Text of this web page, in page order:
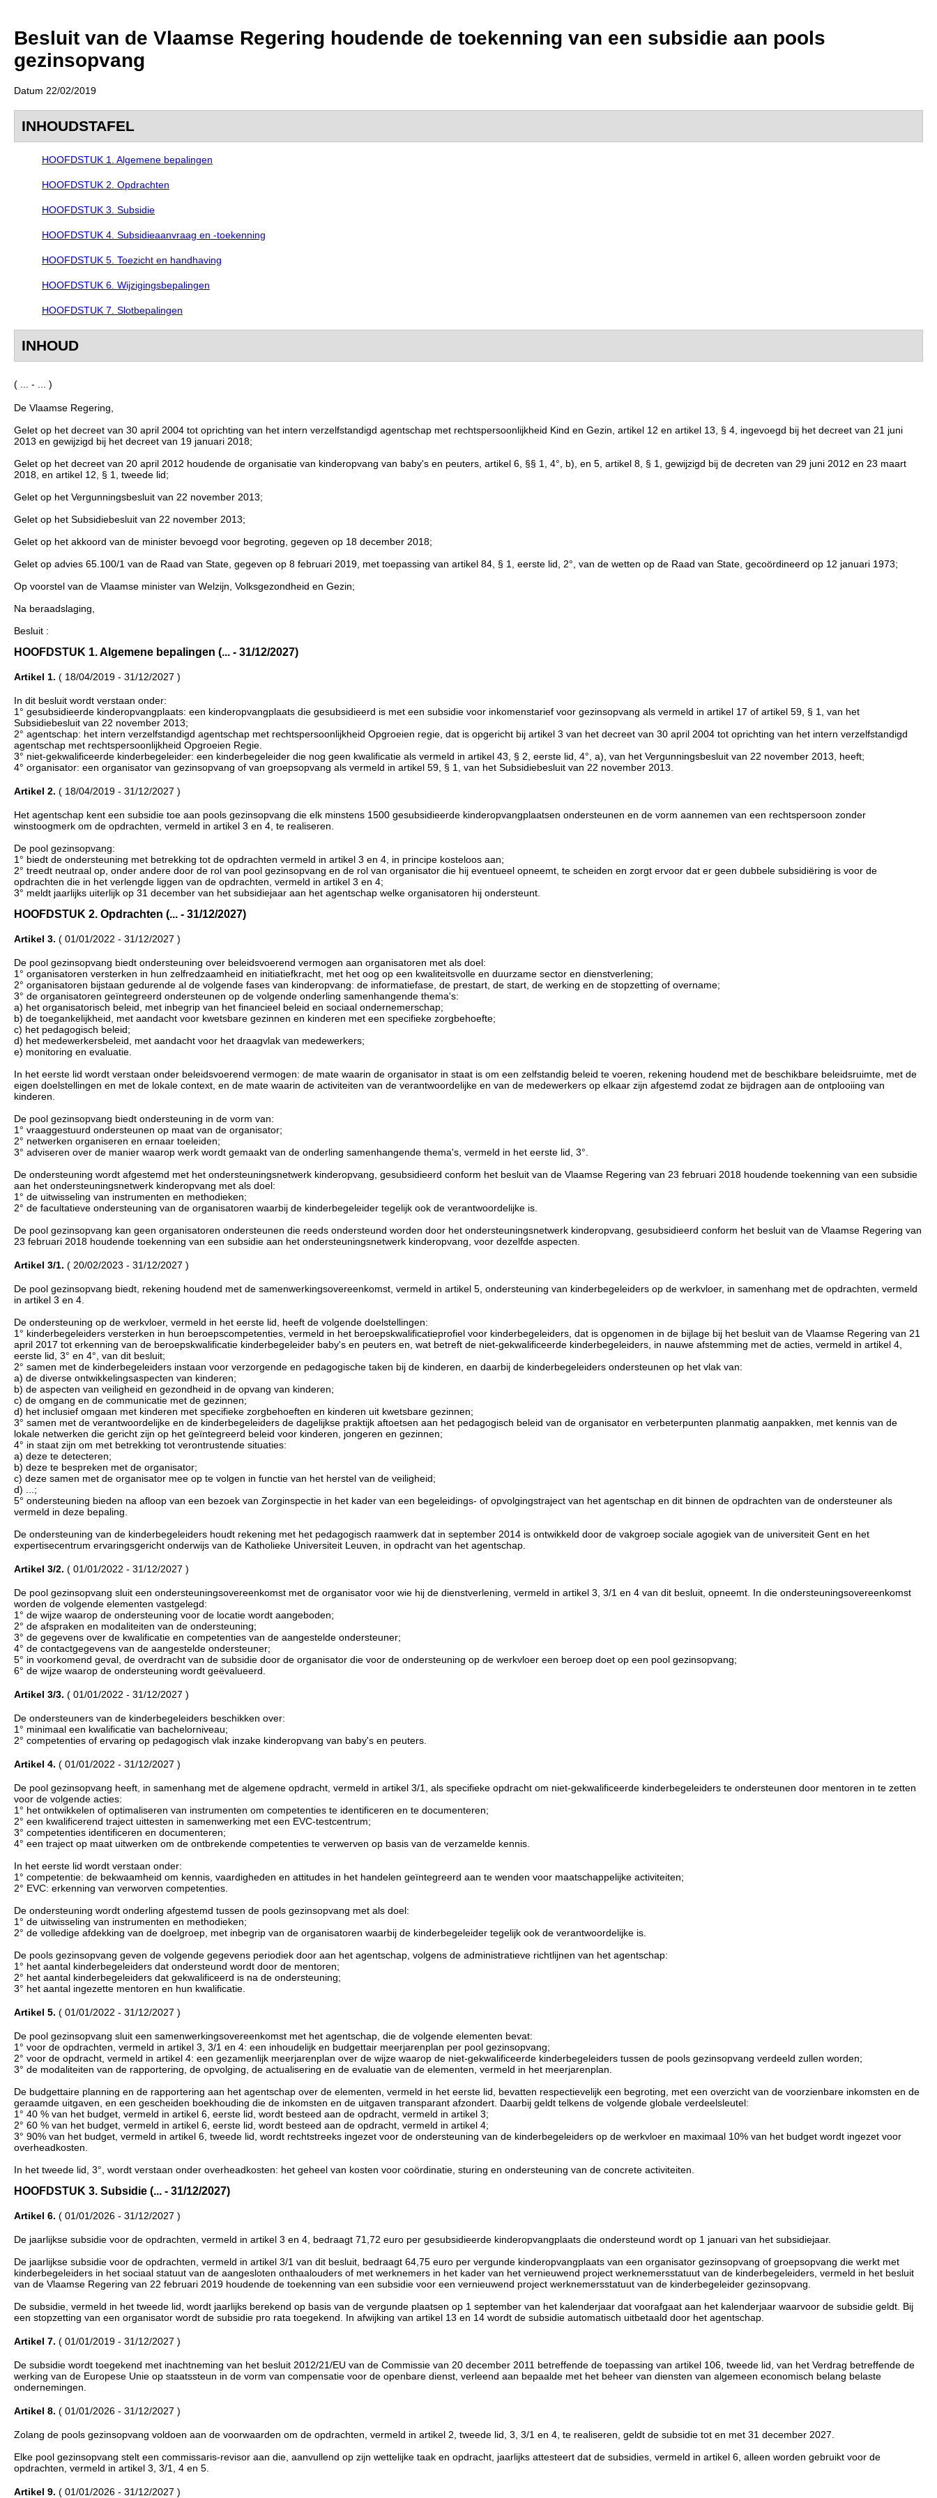
Besluit van de Vlaamse Regering houdende de toekenning van een subsidie aan pools
gezinsopvang
Datum 22/02/2019
INHOUDSTAFEL
HOOFDSTUK 1. Algemene bepalingen
HOOFDSTUK 2. Opdrachten
HOOFDSTUK 3. Subsidie
HOOFDSTUK 4. Subsidieaanvraag en -toekenning
HOOFDSTUK 5. Toezicht en handhaving
HOOFDSTUK 6. Wijzigingsbepalingen
HOOFDSTUK 7. Slotbepalingen
INHOUD
( ... - ... )
De Vlaamse Regering,
Gelet op het decreet van 30 april 2004 tot oprichting van het intern verzelfstandigd agentschap met rechtspersoonlijkheid Kind en Gezin, artikel 12 en artikel 13, § 4, ingevoegd bij het decreet van 21 juni
2013 en gewijzigd bij het decreet van 19 januari 2018;
Gelet op het decreet van 20 april 2012 houdende de organisatie van kinderopvang van baby's en peuters, artikel 6, §§ 1, 4°, b), en 5, artikel 8, § 1, gewijzigd bij de decreten van 29 juni 2012 en 23 maart
2018, en artikel 12, § 1, tweede lid;
Gelet op het Vergunningsbesluit van 22 november 2013;
Gelet op het Subsidiebesluit van 22 november 2013;
Gelet op het akkoord van de minister bevoegd voor begroting, gegeven op 18 december 2018;
Gelet op advies 65.100/1 van de Raad van State, gegeven op 8 februari 2019, met toepassing van artikel 84, § 1, eerste lid, 2°, van de wetten op de Raad van State, gecoördineerd op 12 januari 1973;
Op voorstel van de Vlaamse minister van Welzijn, Volksgezondheid en Gezin;
Na beraadslaging,
Besluit :
HOOFDSTUK 1. Algemene bepalingen (... - 31/12/2027)
Artikel 1. ( 18/04/2019 - 31/12/2027 )
In dit besluit wordt verstaan onder:
1° gesubsidieerde kinderopvangplaats: een kinderopvangplaats die gesubsidieerd is met een subsidie voor inkomenstarief voor gezinsopvang als vermeld in artikel 17 of artikel 59, § 1, van het
Subsidiebesluit van 22 november 2013;
2° agentschap: het intern verzelfstandigd agentschap met rechtspersoonlijkheid Opgroeien regie, dat is opgericht bij artikel 3 van het decreet van 30 april 2004 tot oprichting van het intern verzelfstandigd
agentschap met rechtspersoonlijkheid Opgroeien Regie.
3° niet-gekwalificeerde kinderbegeleider: een kinderbegeleider die nog geen kwalificatie als vermeld in artikel 43, § 2, eerste lid, 4°, a), van het Vergunningsbesluit van 22 november 2013, heeft;
4° organisator: een organisator van gezinsopvang of van groepsopvang als vermeld in artikel 59, § 1, van het Subsidiebesluit van 22 november 2013.
Artikel 2. ( 18/04/2019 - 31/12/2027 )
Het agentschap kent een subsidie toe aan pools gezinsopvang die elk minstens 1500 gesubsidieerde kinderopvangplaatsen ondersteunen en de vorm aannemen van een rechtspersoon zonder
winstoogmerk om de opdrachten, vermeld in artikel 3 en 4, te realiseren.
De pool gezinsopvang:
1° biedt de ondersteuning met betrekking tot de opdrachten vermeld in artikel 3 en 4, in principe kosteloos aan;
2° treedt neutraal op, onder andere door de rol van pool gezinsopvang en de rol van organisator die hij eventueel opneemt, te scheiden en zorgt ervoor dat er geen dubbele subsidiëring is voor de
opdrachten die in het verlengde liggen van de opdrachten, vermeld in artikel 3 en 4;
3° meldt jaarlijks uiterlijk op 31 december van het subsidiejaar aan het agentschap welke organisatoren hij ondersteunt.
HOOFDSTUK 2. Opdrachten (... - 31/12/2027)
Artikel 3. ( 01/01/2022 - 31/12/2027 )
De pool gezinsopvang biedt ondersteuning over beleidsvoerend vermogen aan organisatoren met als doel:
1° organisatoren versterken in hun zelfredzaamheid en initiatiefkracht, met het oog op een kwaliteitsvolle en duurzame sector en dienstverlening;
2° organisatoren bijstaan gedurende al de volgende fases van kinderopvang: de informatiefase, de prestart, de start, de werking en de stopzetting of overname;
3° de organisatoren geïntegreerd ondersteunen op de volgende onderling samenhangende thema's:
a) het organisatorisch beleid, met inbegrip van het financieel beleid en sociaal ondernemerschap;
b) de toegankelijkheid, met aandacht voor kwetsbare gezinnen en kinderen met een specifieke zorgbehoefte;
c) het pedagogisch beleid;
d) het medewerkersbeleid, met aandacht voor het draagvlak van medewerkers;
e) monitoring en evaluatie.
In het eerste lid wordt verstaan onder beleidsvoerend vermogen: de mate waarin de organisator in staat is om een zelfstandig beleid te voeren, rekening houdend met de beschikbare beleidsruimte, met de
eigen doelstellingen en met de lokale context, en de mate waarin de activiteiten van de verantwoordelijke en van de medewerkers op elkaar zijn afgestemd zodat ze bijdragen aan de ontplooiing van
kinderen.
De pool gezinsopvang biedt ondersteuning in de vorm van:
1° vraaggestuurd ondersteunen op maat van de organisator;
2° netwerken organiseren en ernaar toeleiden;
3° adviseren over de manier waarop werk wordt gemaakt van de onderling samenhangende thema's, vermeld in het eerste lid, 3°.
De ondersteuning wordt afgestemd met het ondersteuningsnetwerk kinderopvang, gesubsidieerd conform het besluit van de Vlaamse Regering van 23 februari 2018 houdende toekenning van een subsidie
aan het ondersteuningsnetwerk kinderopvang met als doel:
1° de uitwisseling van instrumenten en methodieken;
2° de facultatieve ondersteuning van de organisatoren waarbij de kinderbegeleider tegelijk ook de verantwoordelijke is.
De pool gezinsopvang kan geen organisatoren ondersteunen die reeds ondersteund worden door het ondersteuningsnetwerk kinderopvang, gesubsidieerd conform het besluit van de Vlaamse Regering van
23 februari 2018 houdende toekenning van een subsidie aan het ondersteuningsnetwerk kinderopvang, voor dezelfde aspecten.
Artikel 3/1. ( 20/02/2023 - 31/12/2027 )
De pool gezinsopvang biedt, rekening houdend met de samenwerkingsovereenkomst, vermeld in artikel 5, ondersteuning van kinderbegeleiders op de werkvloer, in samenhang met de opdrachten, vermeld
in artikel 3 en 4.
De ondersteuning op de werkvloer, vermeld in het eerste lid, heeft de volgende doelstellingen:
1° kinderbegeleiders versterken in hun beroepscompetenties, vermeld in het beroepskwalificatieprofiel voor kinderbegeleiders, dat is opgenomen in de bijlage bij het besluit van de Vlaamse Regering van 21
april 2017 tot erkenning van de beroepskwalificatie kinderbegeleider baby's en peuters en, wat betreft de niet-gekwalificeerde kinderbegeleiders, in nauwe afstemming met de acties, vermeld in artikel 4,
eerste lid, 3° en 4°, van dit besluit;
2° samen met de kinderbegeleiders instaan voor verzorgende en pedagogische taken bij de kinderen, en daarbij de kinderbegeleiders ondersteunen op het vlak van:
a) de diverse ontwikkelingsaspecten van kinderen;
b) de aspecten van veiligheid en gezondheid in de opvang van kinderen;
c) de omgang en de communicatie met de gezinnen;
d) het inclusief omgaan met kinderen met specifieke zorgbehoeften en kinderen uit kwetsbare gezinnen;
3° samen met de verantwoordelijke en de kinderbegeleiders de dagelijkse praktijk aftoetsen aan het pedagogisch beleid van de organisator en verbeterpunten planmatig aanpakken, met kennis van de
lokale netwerken die gericht zijn op het geïntegreerd beleid voor kinderen, jongeren en gezinnen;
4° in staat zijn om met betrekking tot verontrustende situaties:
a) deze te detecteren;
b) deze te bespreken met de organisator;
c) deze samen met de organisator mee op te volgen in functie van het herstel van de veiligheid;
d) ...;
5° ondersteuning bieden na afloop van een bezoek van Zorginspectie in het kader van een begeleidings- of opvolgingstraject van het agentschap en dit binnen de opdrachten van de ondersteuner als
vermeld in deze bepaling.
De ondersteuning van de kinderbegeleiders houdt rekening met het pedagogisch raamwerk dat in september 2014 is ontwikkeld door de vakgroep sociale agogiek van de universiteit Gent en het
expertisecentrum ervaringsgericht onderwijs van de Katholieke Universiteit Leuven, in opdracht van het agentschap.
Artikel 3/2. ( 01/01/2022 - 31/12/2027 )
De pool gezinsopvang sluit een ondersteuningsovereenkomst met de organisator voor wie hij de dienstverlening, vermeld in artikel 3, 3/1 en 4 van dit besluit, opneemt. In die ondersteuningsovereenkomst
worden de volgende elementen vastgelegd:
1° de wijze waarop de ondersteuning voor de locatie wordt aangeboden;
2° de afspraken en modaliteiten van de ondersteuning;
3° de gegevens over de kwalificatie en competenties van de aangestelde ondersteuner;
4° de contactgegevens van de aangestelde ondersteuner;
5° in voorkomend geval, de overdracht van de subsidie door de organisator die voor de ondersteuning op de werkvloer een beroep doet op een pool gezinsopvang;
6° de wijze waarop de ondersteuning wordt geëvalueerd.
Artikel 3/3. ( 01/01/2022 - 31/12/2027 )
De ondersteuners van de kinderbegeleiders beschikken over:
1° minimaal een kwalificatie van bachelorniveau;
2° competenties of ervaring op pedagogisch vlak inzake kinderopvang van baby's en peuters.
Artikel 4. ( 01/01/2022 - 31/12/2027 )
De pool gezinsopvang heeft, in samenhang met de algemene opdracht, vermeld in artikel 3/1, als specifieke opdracht om niet-gekwalificeerde kinderbegeleiders te ondersteunen door mentoren in te zetten
voor de volgende acties:
1° het ontwikkelen of optimaliseren van instrumenten om competenties te identificeren en te documenteren;
2° een kwalificerend traject uittesten in samenwerking met een EVC-testcentrum;
3° competenties identificeren en documenteren;
4° een traject op maat uitwerken om de ontbrekende competenties te verwerven op basis van de verzamelde kennis.
In het eerste lid wordt verstaan onder:
1° competentie: de bekwaamheid om kennis, vaardigheden en attitudes in het handelen geïntegreerd aan te wenden voor maatschappelijke activiteiten;
2° EVC: erkenning van verworven competenties.
De ondersteuning wordt onderling afgestemd tussen de pools gezinsopvang met als doel:
1° de uitwisseling van instrumenten en methodieken;
2° de volledige afdekking van de doelgroep, met inbegrip van de organisatoren waarbij de kinderbegeleider tegelijk ook de verantwoordelijke is.
De pools gezinsopvang geven de volgende gegevens periodiek door aan het agentschap, volgens de administratieve richtlijnen van het agentschap:
1° het aantal kinderbegeleiders dat ondersteund wordt door de mentoren;
2° het aantal kinderbegeleiders dat gekwalificeerd is na de ondersteuning;
3° het aantal ingezette mentoren en hun kwalificatie.
Artikel 5. ( 01/01/2022 - 31/12/2027 )
De pool gezinsopvang sluit een samenwerkingsovereenkomst met het agentschap, die de volgende elementen bevat:
1° voor de opdrachten, vermeld in artikel 3, 3/1 en 4: een inhoudelijk en budgettair meerjarenplan per pool gezinsopvang;
2° voor de opdracht, vermeld in artikel 4: een gezamenlijk meerjarenplan over de wijze waarop de niet-gekwalificeerde kinderbegeleiders tussen de pools gezinsopvang verdeeld zullen worden;
3° de modaliteiten van de rapportering, de opvolging, de actualisering en de evaluatie van de elementen, vermeld in het meerjarenplan.
De budgettaire planning en de rapportering aan het agentschap over de elementen, vermeld in het eerste lid, bevatten respectievelijk een begroting, met een overzicht van de voorzienbare inkomsten en de
geraamde uitgaven, en een gescheiden boekhouding die de inkomsten en de uitgaven transparant afzondert. Daarbij geldt telkens de volgende globale verdeelsleutel:
1° 40 % van het budget, vermeld in artikel 6, eerste lid, wordt besteed aan de opdracht, vermeld in artikel 3;
2° 60 % van het budget, vermeld in artikel 6, eerste lid, wordt besteed aan de opdracht, vermeld in artikel 4;
3° 90% van het budget, vermeld in artikel 6, tweede lid, wordt rechtstreeks ingezet voor de ondersteuning van de kinderbegeleiders op de werkvloer en maximaal 10% van het budget wordt ingezet voor
overheadkosten.
In het tweede lid, 3°, wordt verstaan onder overheadkosten: het geheel van kosten voor coördinatie, sturing en ondersteuning van de concrete activiteiten.
HOOFDSTUK 3. Subsidie (... - 31/12/2027)
Artikel 6. ( 01/01/2026 - 31/12/2027 )
De jaarlijkse subsidie voor de opdrachten, vermeld in artikel 3 en 4, bedraagt 71,72 euro per gesubsidieerde kinderopvangplaats die ondersteund wordt op 1 januari van het subsidiejaar.
De jaarlijkse subsidie voor de opdrachten, vermeld in artikel 3/1 van dit besluit, bedraagt 64,75 euro per vergunde kinderopvangplaats van een organisator gezinsopvang of groepsopvang die werkt met
kinderbegeleiders in het sociaal statuut van de aangesloten onthaalouders of met werknemers in het kader van het vernieuwend project werknemersstatuut van de kinderbegeleiders, vermeld in het besluit
van de Vlaamse Regering van 22 februari 2019 houdende de toekenning van een subsidie voor een vernieuwend project werknemersstatuut van de kinderbegeleider gezinsopvang.
De subsidie, vermeld in het tweede lid, wordt jaarlijks berekend op basis van de vergunde plaatsen op 1 september van het kalenderjaar dat voorafgaat aan het kalenderjaar waarvoor de subsidie geldt. Bij
een stopzetting van een organisator wordt de subsidie pro rata toegekend. In afwijking van artikel 13 en 14 wordt de subsidie automatisch uitbetaald door het agentschap.
Artikel 7. ( 01/01/2019 - 31/12/2027 )
De subsidie wordt toegekend met inachtneming van het besluit 2012/21/EU van de Commissie van 20 december 2011 betreffende de toepassing van artikel 106, tweede lid, van het Verdrag betreffende de
werking van de Europese Unie op staatssteun in de vorm van compensatie voor de openbare dienst, verleend aan bepaalde met het beheer van diensten van algemeen economisch belang belaste
ondernemingen.
Artikel 8. ( 01/01/2026 - 31/12/2027 )
Zolang de pools gezinsopvang voldoen aan de voorwaarden om de opdrachten, vermeld in artikel 2, tweede lid, 3, 3/1 en 4, te realiseren, geldt de subsidie tot en met 31 december 2027.
Elke pool gezinsopvang stelt een commissaris-revisor aan die, aanvullend op zijn wettelijke taak en opdracht, jaarlijks attesteert dat de subsidies, vermeld in artikel 6, alleen worden gebruikt voor de
opdrachten, vermeld in artikel 3, 3/1, 4 en 5.
Artikel 9. ( 01/01/2026 - 31/12/2027 )